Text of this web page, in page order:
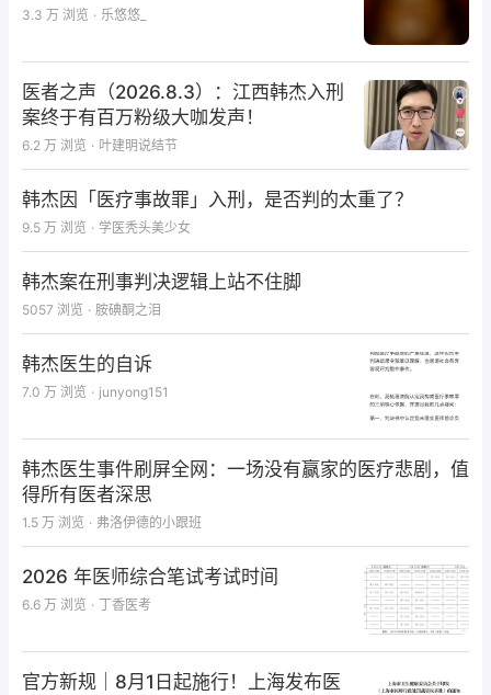
3.3 万 浏览 · 乐悠悠_
医者之声（2026.8.3）：江西韩杰入刑
案终于有百万粉级大咖发声！
6.2 万 浏览 · 叶建明说结节
韩杰因「医疗事故罪」入刑，是否判的太重了？
9.5 万 浏览 · 学医秃头美少女
韩杰案在刑事判决逻辑上站不住脚
5057 浏览 · 胺碘酮之泪
韩杰医生的自诉
7.0 万 浏览 · junyong151
韩杰医生事件刷屏全网：一场没有赢家的医疗悲剧，值
得所有医者深思
1.5 万 浏览 · 弗洛伊德的小跟班
2026 年医师综合笔试考试时间
6.6 万 浏览 · 丁香医考
官方新规｜8月1日起施行！上海发布医